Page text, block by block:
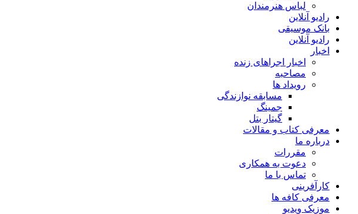
لباس هنرمندان
رادیو آنلاین
بانک موسیقی
رادیو آنلاین
اخبار
اخبار اجراهای زنده
مصاحبه
رویداد ها
مسابقه نوازندگی
جمینگ
گیتار بتل
معرفی کتاب و مقالات
درباره ما
مقررات
دعوت به همکاری
تماس با ما
کارآفرینی
معرفی کافه ها
موزیک ویدیو